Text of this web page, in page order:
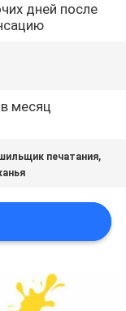
дней после
месяц
печатания,